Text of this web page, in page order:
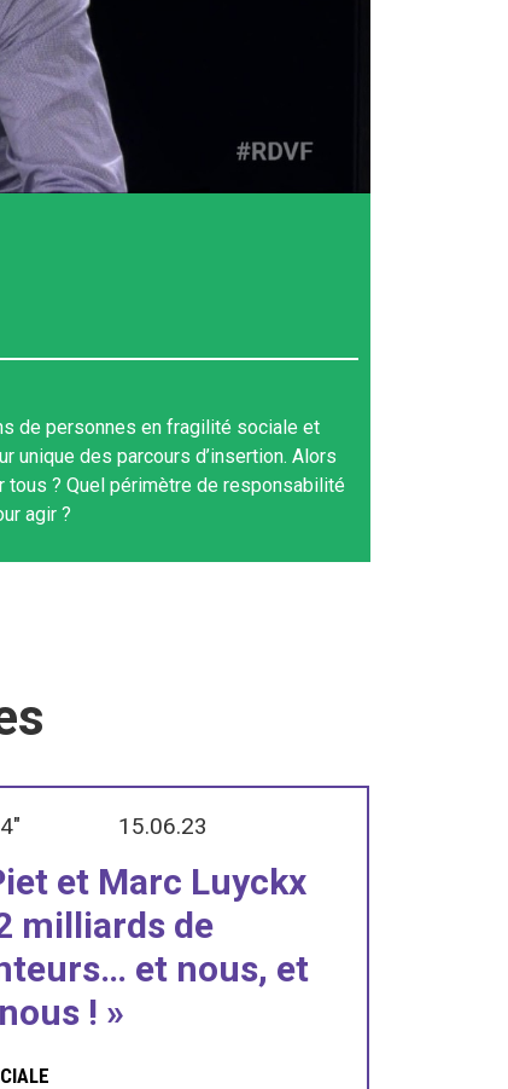
de personnes en fragilité sociale et
unique des parcours d’insertion. Alors
tous ? Quel périmètre de responsabilité
agir ?
15.06.23
et Marc Luyckx
milliards de
et nous, et
! »